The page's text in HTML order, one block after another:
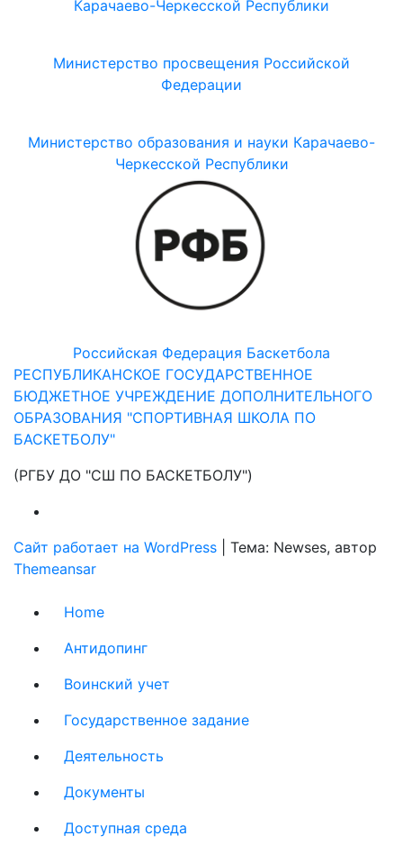
Карачаево-Черкесской Республики
Министерство просвещения Российской
Федерации
Министерство образования и науки Карачаево-
Черкесской Республики
Российская Федерация Баскетбола
РЕСПУБЛИКАНСКОЕ ГОСУДАРСТВЕННОЕ
БЮДЖЕТНОЕ УЧРЕЖДЕНИЕ ДОПОЛНИТЕЛЬНОГО
ОБРАЗОВАНИЯ "СПОРТИВНАЯ ШКОЛА ПО
БАСКЕТБОЛУ"
(РГБУ ДО "СШ ПО БАСКЕТБОЛУ")
Сайт работает на WordPress
Тема: Newses, автор
Themeansar
Home
Антидопинг
Воинский учет
Государственное задание
Деятельность
Документы
Доступная среда